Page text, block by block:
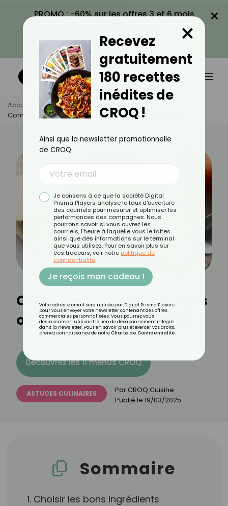
PROMO : -60% sur les offres 3 et 6 mois
VOIR LA PROMO
×
Accueil Actus
Astuces Culinaires
Comment Caraméliser Des Oignons Sans Les Brûler ?
Comment caraméliser des
oignons sans les brûler ?
Découvrez les 11 menus CROQ
ASTUCES CULINAIRES Par CROQ Cuisine
Publié le 19/03/2025
Sommaire
1. Choisir les bons ingrédients
Recevez
gratuitement
180 recettes
inédites de
CROQ !
×
Ainsi que la newsletter promotionnelle
de CROQ.
Je consens à ce que la société Digital
Prisma Players analyse le taux d'ouverture
des courriels pour mesurer et optimiser les
performances des campagnes. Nous
pourrons savoir si vous ouvrez les
courriels, l'heure à laquelle vous le faites
ainsi que des informations sur le terminal
que vous utilisez. Pour en savoir plus sur
ces traceurs, voir notre politique de
confidentialité.
Je reçois mon cadeau !
Votre adresse email sera utilisée par Digital Prisma Players
pour vous envoyer votre newsletter contenant des offres
commerciales personnalisées. Vous pourrez vous
désinscrire en utilisant le lien de désabonnement intégré
dans la newsletter. Pour en savoir plus et exercer vos droits,
prenez connaissance de notre Charte de Confidentialité.